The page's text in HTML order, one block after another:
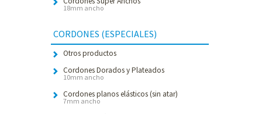
18mm ancho
CORDONES (ESPECIALES)
Otros productos
Cordones Dorados y Plateados
10mm ancho
Cordones planos elásticos (sin atar)
7mm ancho